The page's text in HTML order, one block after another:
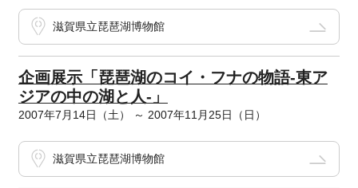
滋賀県立琵琶湖博物館
企画展示「琵琶湖のコイ・フナの物語-東ア
ジアの中の湖と人-」
2007年7月14日（土） ～ 2007年11月25日（日）
滋賀県立琵琶湖博物館